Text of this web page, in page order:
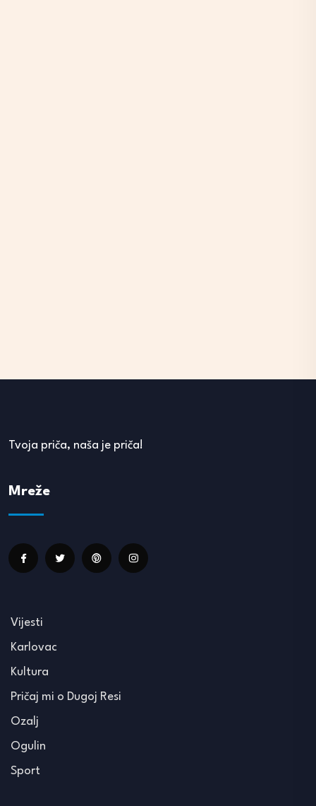
Tvoja priča, naša je priča!
Mreže
Vijesti
Karlovac
Kultura
Pričaj mi o Dugoj Resi
Ozalj
Ogulin
Sport